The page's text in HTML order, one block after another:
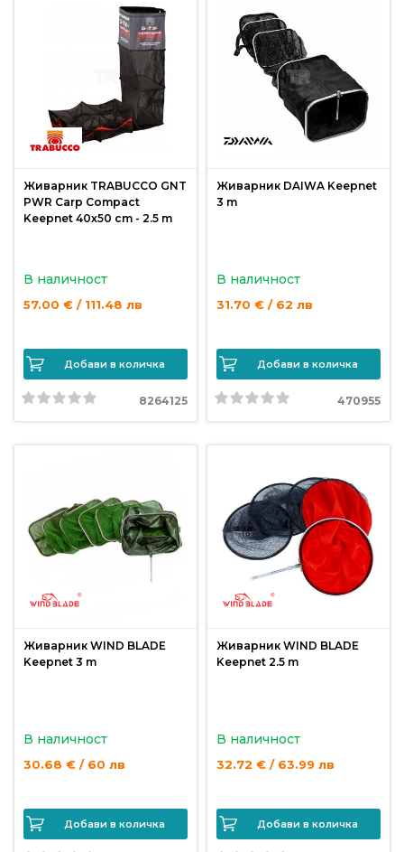
Живарник TRABUCCO GNT
PWR Carp Compact
Keepnet 40x50 cm - 2.5 m
В наличност
57.00 € / 111.48 лв
Добави в количка
8264125
Живарник DAIWA Keepnet
3 m
В наличност
31.70 € / 62 лв
Добави в количка
470955
Живарник WIND BLADE
Keepnet 3 m
В наличност
30.68 € / 60 лв
Добави в количка
Живарник WIND BLADE
Keepnet 2.5 m
В наличност
32.72 € / 63.99 лв
Добави в количка